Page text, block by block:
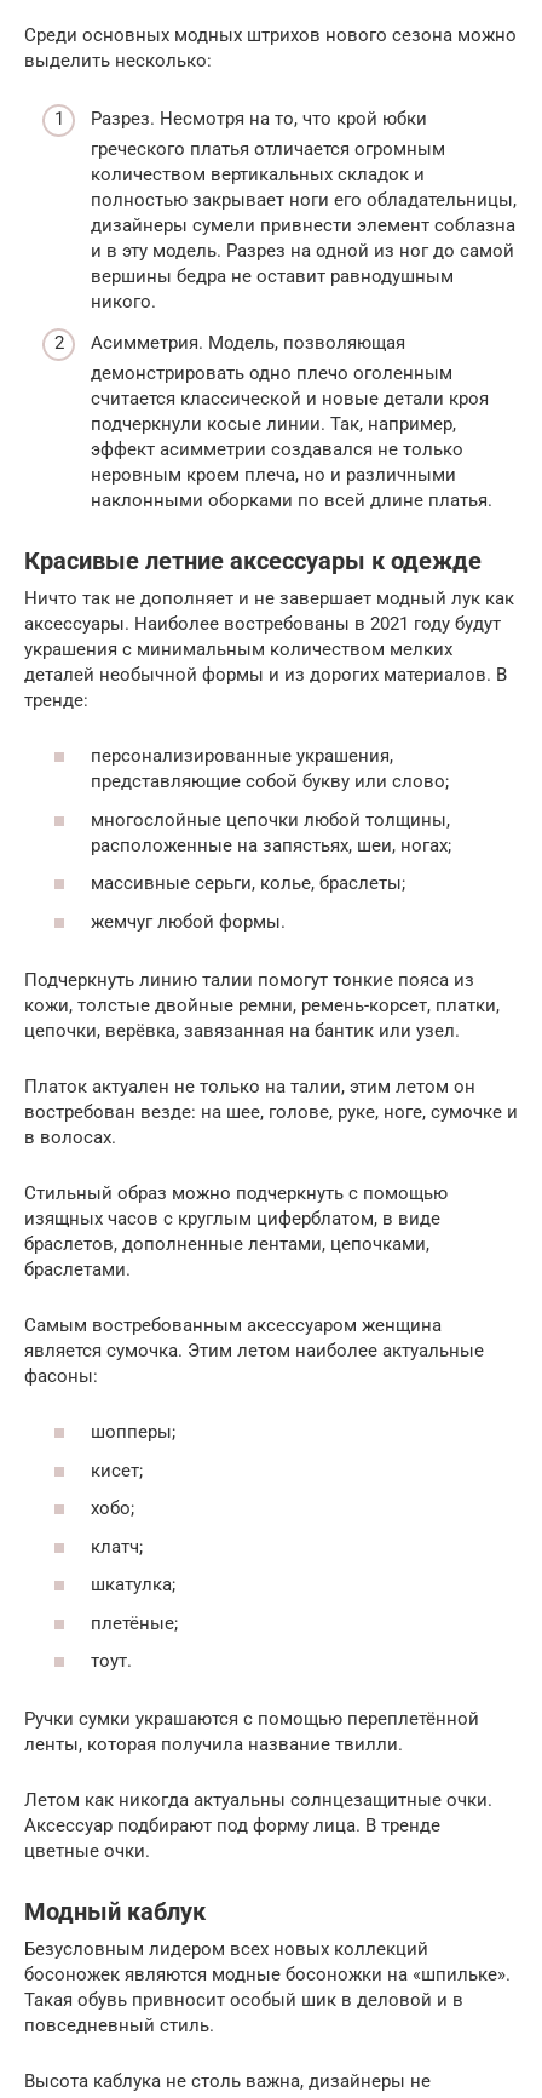
Среди основных модных штрихов нового сезона можно
выделить несколько:
Разрез. Несмотря на то, что крой юбки
греческого платья отличается огромным
количеством вертикальных складок и
полностью закрывает ноги его обладательницы,
дизайнеры сумели привнести элемент соблазна
и в эту модель. Разрез на одной из ног до самой
вершины бедра не оставит равнодушным
никого.
Асимметрия. Модель, позволяющая
демонстрировать одно плечо оголенным
считается классической и новые детали кроя
подчеркнули косые линии. Так, например,
эффект асимметрии создавался не только
неровным кроем плеча, но и различными
наклонными оборками по всей длине платья.
Красивые летние аксессуары к одежде
Ничто так не дополняет и не завершает модный лук как
аксессуары. Наиболее востребованы в 2021 году будут
украшения с минимальным количеством мелких
деталей необычной формы и из дорогих материалов. В
тренде:
персонализированные украшения,
представляющие собой букву или слово;
многослойные цепочки любой толщины,
расположенные на запястьях, шеи, ногах;
массивные серьги, колье, браслеты;
жемчуг любой формы.
Подчеркнуть линию талии помогут тонкие пояса из
кожи, толстые двойные ремни, ремень-корсет, платки,
цепочки, верёвка, завязанная на бантик или узел.
Платок актуален не только на талии, этим летом он
востребован везде: на шее, голове, руке, ноге, сумочке и
в волосах.
Стильный образ можно подчеркнуть с помощью
изящных часов с круглым циферблатом, в виде
браслетов, дополненные лентами, цепочками,
браслетами.
Самым востребованным аксессуаром женщина
является сумочка. Этим летом наиболее актуальные
фасоны:
шопперы;
кисет;
хобо;
клатч;
шкатулка;
плетёные;
тоут.
Ручки сумки украшаются с помощью переплетённой
ленты, которая получила название твилли.
Летом как никогда актуальны солнцезащитные очки.
Аксессуар подбирают под форму лица. В тренде
цветные очки.
Модный каблук
Безусловным лидером всех новых коллекций
босоножек являются модные босоножки на «шпильке».
Такая обувь привносит особый шик в деловой и в
повседневный стиль.
Высота каблука не столь важна, дизайнеры не